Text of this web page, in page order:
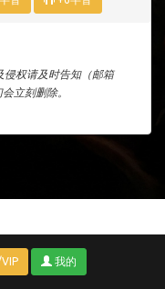
侵权请及时告知（邮箱
立刻删除。
我的